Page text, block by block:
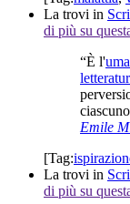
La trovi in
di più su
“È l'
Emile
[Tag:
La trovi in
di più su